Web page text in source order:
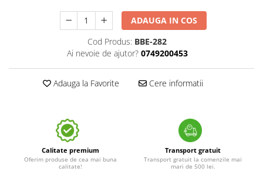
ADAUGA IN COS
Cod Produs: BBE-282
Ai nevoie de ajutor? 0749200453
Adauga la Favorite Cere informatii
Calitate premium
Oferim produse de cea mai buna
calitate!
Transport gratuit
Transport gratuit la comenzile mai
mari de 500 lei.